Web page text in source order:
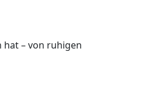
– von ruhigen